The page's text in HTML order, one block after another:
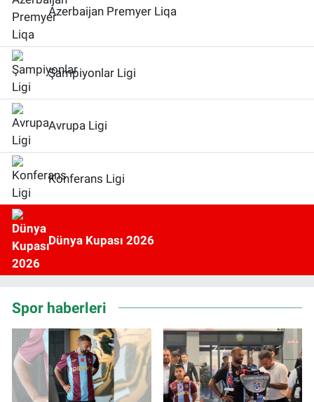
Azerbaijan Premyer Liqa
Şampiyonlar Ligi
Avrupa Ligi
Konferans Ligi
Dünya Kupası 2026
Spor haberleri